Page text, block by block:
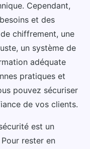
Cependant,
et des
chiffrement, une
un système de
adéquate
pratiques et
pouvez sécuriser
de vos clients.
est un
rester en